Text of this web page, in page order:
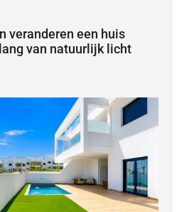
veranderen een huis
van natuurlijk licht